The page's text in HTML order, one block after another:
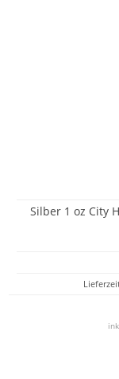
Silber 1 oz City